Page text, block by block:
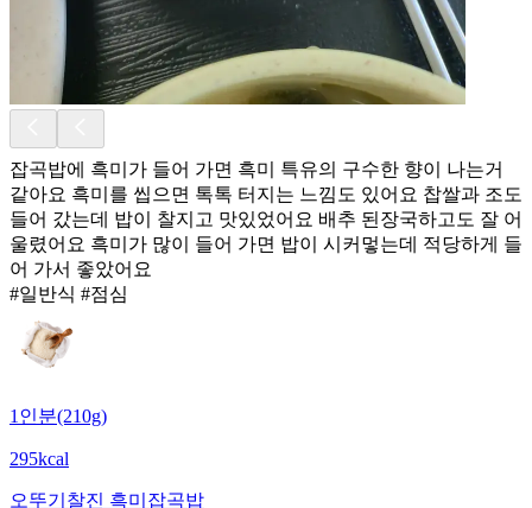
잡곡밥에 흑미가 들어 가면 흑미 특유의 구수한 향이 나는거
같아요 흑미를 씹으면 톡톡 터지는 느낌도 있어요 찹쌀과 조도
들어 갔는데 밥이 찰지고 맛있었어요 배추 된장국하고도 잘 어
울렸어요 흑미가 많이 들어 가면 밥이 시커멓는데 적당하게 들
어 가서 좋았어요
#일반식 #점심
1인분(210g)
295kcal
오뚜기 찰진 흑미잡곡밥